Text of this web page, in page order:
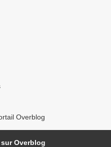
Overblog
Overblog